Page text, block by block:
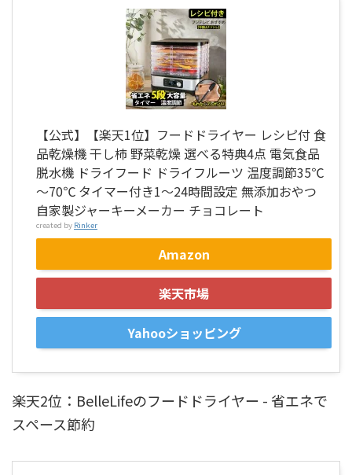
【公式】【楽天1位】フードドライヤー レシピ付 食
品乾燥機 干し柿 野菜乾燥 選べる特典4点 電気食品
脱水機 ドライフード ドライフルーツ 温度調節35℃
～70℃ タイマー付き1～24時間設定 無添加おやつ
自家製ジャーキーメーカー チョコレート
created by Rinker
Amazon
楽天市場
Yahooショッピング
楽天2位：BelleLifeのフードドライヤー - 省エネで
スペース節約